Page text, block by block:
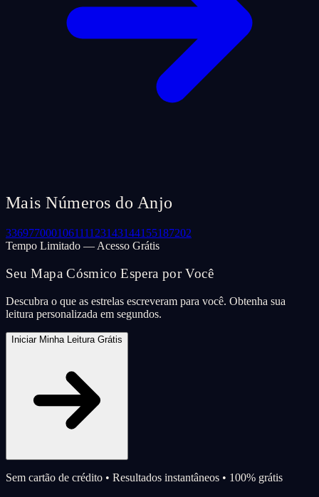
Mais Números do Anjo
336977000106111123143144155187202
Tempo Limitado — Acesso Grátis
Seu Mapa Cósmico Espera por Você
Descubra o que as estrelas escreveram para você. Obtenha sua
leitura personalizada em segundos.
Iniciar Minha Leitura Grátis
Sem cartão de crédito • Resultados instantâneos • 100% grátis